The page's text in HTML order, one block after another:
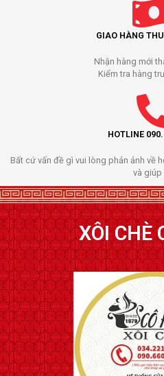
GIAO HÀNG
Nhận hàng mới
Kiểm tra hàng
HOTLINE
Bất cứ vấn đề gì vui lòng phản ảnh về
và giúp
XÔI CHÈ